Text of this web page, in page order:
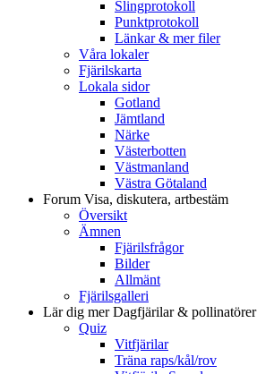
Slingprotokoll
Punktprotokoll
Länkar & mer filer
Våra lokaler
Fjärilskarta
Lokala sidor
Gotland
Jämtland
Närke
Västerbotten
Västmanland
Västra Götaland
Forum Visa, diskutera, artbestäm
Översikt
Ämnen
Fjärilsfrågor
Bilder
Allmänt
Fjärilsgalleri
Lär dig merDagfjärilar & pollinatörer
Quiz
Vitfjärilar
Träna raps/kål/rov